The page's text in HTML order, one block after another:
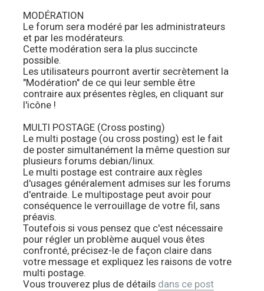
MODÉRATION
Le forum sera modéré par les administrateurs
et par les modérateurs.
Cette modération sera la plus succincte
possible.
Les utilisateurs pourront avertir secrètement la
"Modération" de ce qui leur semble être
contraire aux présentes règles, en cliquant sur
l'icône !
MULTI POSTAGE (Cross posting)
Le multi postage (ou cross posting) est le fait
de poster simultanément la même question sur
plusieurs forums debian/linux.
Le multi postage est contraire aux règles
d'usages généralement admises sur les forums
d'entraide. Le multipostage peut avoir pour
conséquence le verrouillage de votre fil, sans
préavis.
Toutefois si vous pensez que c'est nécessaire
pour régler un problème auquel vous êtes
confronté, précisez-le de façon claire dans
votre message et expliquez les raisons de votre
multi postage.
Vous trouverez plus de détails dans ce post